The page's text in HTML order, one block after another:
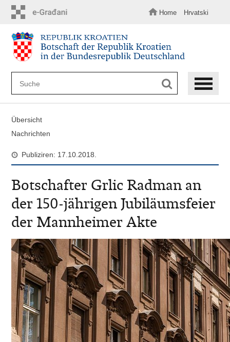
Hauptinhalt
Home Hrvatski
Übersicht
Nachrichten
Publiziren: 17.10.2018.
Botschafter Grlic Radman an
der 150-jährigen Jubiläumsfeier
der Mannheimer Akte